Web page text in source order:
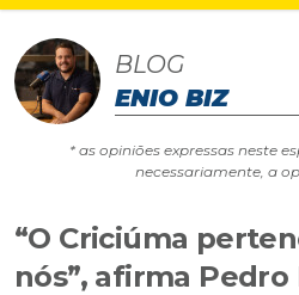
BLOG
ENIO BIZ
* as opiniões expressas neste
necessariamente, a
“O Criciúma
nós”, afirma Pedro